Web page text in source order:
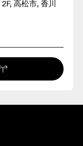
高松市, 香川